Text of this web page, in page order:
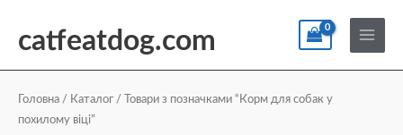
catfeatdog.com
Main
Menu
Головна / Каталог / Товари з позначками “Корм для собак у
похилому віці”
ціною: